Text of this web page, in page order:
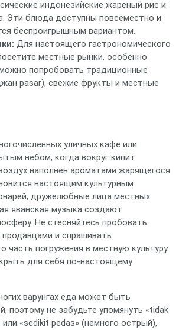
индонезийские жареный рис и
Эти блюда доступны повсеместно и
беспроигрышным вариантом.
Для настоящего гастрономического
местные рынки, особенно
попробовать традиционные
pasar), свежие фрукты и местные
уличных кафе или
небом, когда вокруг кипит
наполнен ароматами жарящегося
настоящим культурным
дружелюбные лица местных
яванская музыка создают
Не стесняйтесь пробовать
и спрашивать
часть погружения в местную культуру
для себя по-настоящему
варунгах еда может быть
поэтому не забудьте упомянуть «tidak
«sedikit pedas» (немного острый),